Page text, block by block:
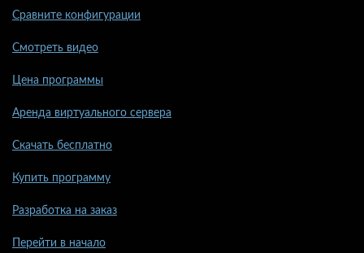
Сравните конфигурации
Смотреть видео
Цена программы
Аренда виртуального сервера
Скачать бесплатно
Купить программу
Разработка на заказ
Перейти в начало